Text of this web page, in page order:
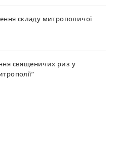
складу митрополичої
священичих риз у